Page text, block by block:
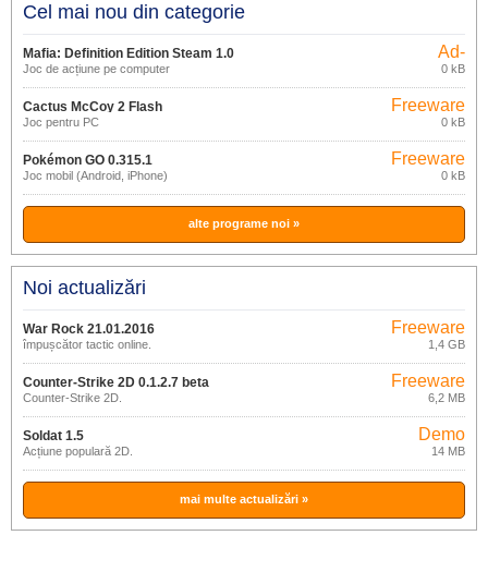
Cel mai nou din categorie
Mafia: Definition Edition Steam 1.0
Joc de acțiune pe computer
Ad-
supported
0 kB
Cactus McCoy 2 Flash
Joc pentru PC
Freeware
0 kB
Pokémon GO 0.315.1
Joc mobil (Android, iPhone)
Freeware
0 kB
alte programe noi »
Noi actualizări
War Rock 21.01.2016
împușcător tactic online.
Freeware
1,4 GB
Counter-Strike 2D 0.1.2.7 beta
Counter-Strike 2D.
Freeware
6,2 MB
Soldat 1.5
Acțiune populară 2D.
Demo
14 MB
mai multe actualizări »